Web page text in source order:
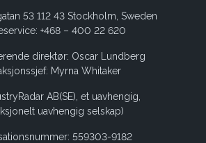
53 112 43 Stockholm, Sweden
+468 – 400 22 620
direktør: Oscar Lundberg
Myrna Whitaker
AB(SE), et uavhengig,
uavhengig selskap)
559303-9182